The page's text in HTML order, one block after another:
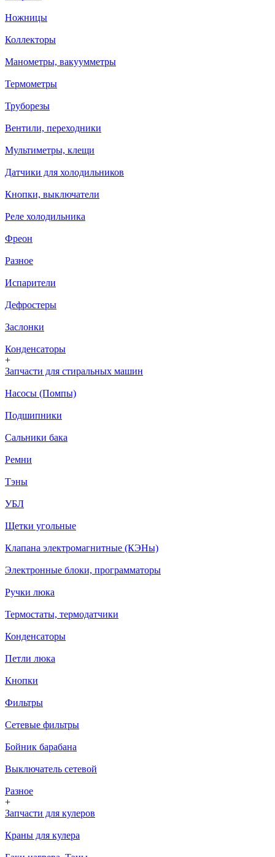
Ножницы
Коллекторы
Манометры, вакуумметры
Термометры
Труборезы
Вентили, переходники
Мультиметры, клещи
Датчики для холодильников
Кнопки, выключатели
Реле холодильника
Фреон
Разное
Испарители
Дефростеры
Заслонки
Конденсаторы
+
Запчасти для стиральных машин
Насосы (Помпы)
Подшипники
Сальники бака
Ремни
Тэны
УБЛ
Щетки угольные
Клапана электромагнитные (КЭНы)
Электронные блоки, программаторы
Ручки люка
Термостаты, термодатчики
Конденсаторы
Петли люка
Кнопки
Фильтры
Сетевые фильтры
Бойник барабана
Выключатель сетевой
Разное
+
Запчасти для кулеров
Краны для кулера